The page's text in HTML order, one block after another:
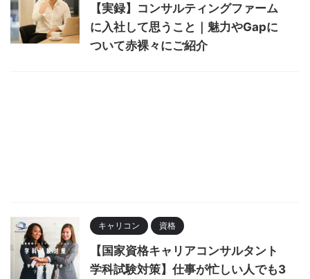
【実録】コンサルティングファーム
に入社して思うこと｜魅力やGapに
ついて赤裸々にご紹介
キャリコン 資格
【国家資格キャリアコンサルタント
学科試験対策】仕事が忙しい人でも3